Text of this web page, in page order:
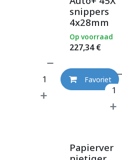
snippers
4x28mm
227,34€
Op voorraad
Favoriet
Papierver